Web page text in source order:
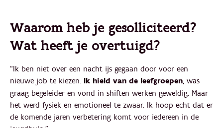
Waarom heb je gesolliciteerd?
Wat heeft je overtuigd?
“Ik ben niet over een nacht ijs gegaan door voor een
nieuwe job te kiezen. Ik hield van de leefgroepen, was
graag begeleider en vond in shiften werken geweldig. Maar
het werd fysiek en emotioneel te zwaar. Ik hoop echt dat er
de komende jaren verbetering komt voor iedereen in de